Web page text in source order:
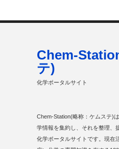
Chem-
テ)
化学ポータルサイト
Chem-Station(略称：ケムステ)
学情報を集約し、それを整理、
化学ポータルサイトです。現在